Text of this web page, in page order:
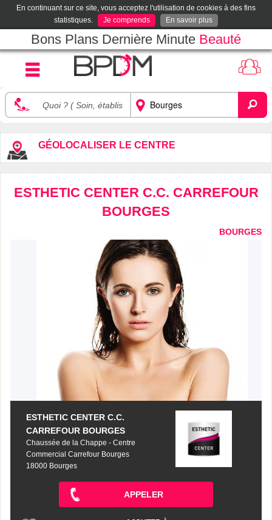
En continuant sur ce site, vous acceptez l'utilisation de cookies à des fins
statistiques.
Je comprends En savoir plus
Bons Plans Dernière Minute Beauté
GÉOLOCALISER LE CENTRE
ESTHETIC CENTER C.C. CARREFOUR
BOURGES
BOURGES
ESTHETIC CENTER C.C.
CARREFOUR BOURGES
Chaussée de la Chappe - Centre
Commercial Carrefour Bourges
18000 Bourges
APPELER